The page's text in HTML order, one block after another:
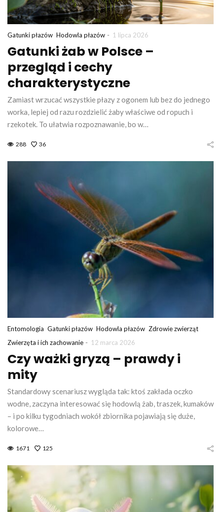
Gatunki płazów Hodowla płazów - 1 lipca 2026
Gatunki żab w Polsce –
przegląd i cechy
charakterystyczne
Zamiast wrzucać wszystkie płazy z ogonem lub bez do jednego
worka, lepiej od razu rozdzielić żaby właściwe od ropuch i
rzekotek. To ułatwia rozpoznawanie, bo w…
288 36
Entomologia Gatunki płazów Hodowla płazów Zdrowie zwierząt
Zwierzęta i ich zachowanie - 12 marca 2026
Czy ważki gryzą – prawdy i
mity
Standardowy scenariusz wygląda tak: ktoś zakłada oczko
wodne, zaczyna interesować się hodowlą żab, traszek, kumaków
– i po kilku tygodniach wokół zbiornika pojawiają się duże,
kolorowe…
1671 125